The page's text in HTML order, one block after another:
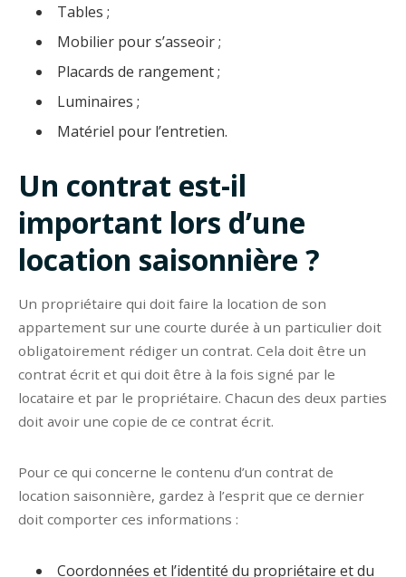
Tables ;
Mobilier pour s’asseoir ;
Placards de rangement ;
Luminaires ;
Matériel pour l’entretien.
Un contrat est-il
important lors d’une
location saisonnière ?
Un propriétaire qui doit faire la location de son
appartement sur une courte durée à un particulier doit
obligatoirement rédiger un contrat. Cela doit être un
contrat écrit et qui doit être à la fois signé par le
locataire et par le propriétaire. Chacun des deux parties
doit avoir une copie de ce contrat écrit.
Pour ce qui concerne le contenu d’un contrat de
location saisonnière, gardez à l’esprit que ce dernier
doit comporter ces informations :
Coordonnées et l’identité du propriétaire et du